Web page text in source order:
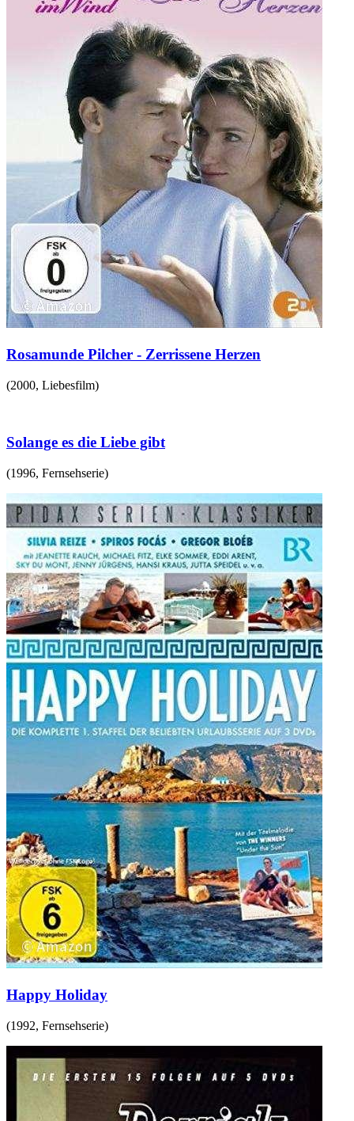
Rosamunde Pilcher - Zerrissene Herzen
(2000, Liebesfilm)
Solange es die Liebe gibt
(1996, Fernsehserie)
Happy Holiday
(1992, Fernsehserie)